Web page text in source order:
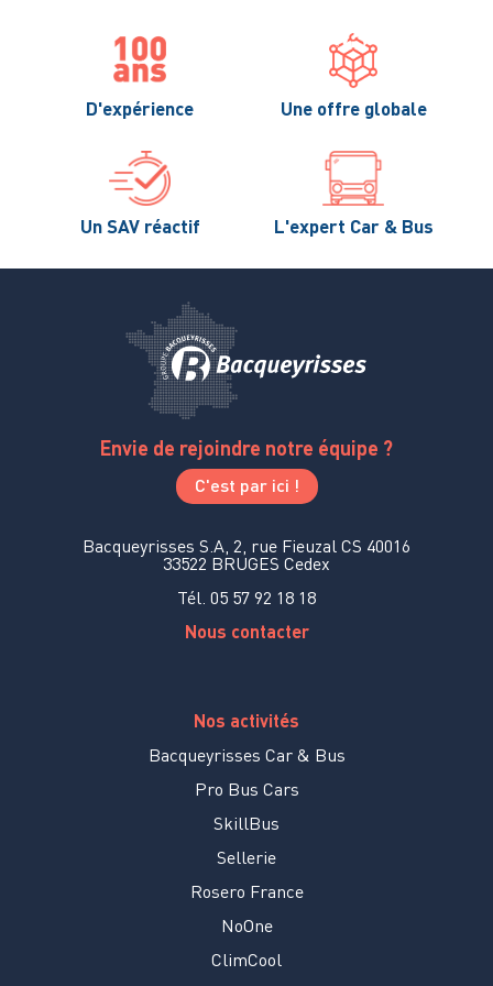
D'expérience Une offre globale
Un SAV réactif L'expert Car & Bus
Envie de rejoindre notre équipe ?
C'est par ici !
Bacqueyrisses S.A, 2, rue Fieuzal CS 40016
33522 BRUGES Cedex
Tél. 05 57 92 18 18
Nous contacter
Nos activités
Bacqueyrisses Car & Bus
Pro Bus Cars
SkillBus
Sellerie
Rosero France
NoOne
ClimCool